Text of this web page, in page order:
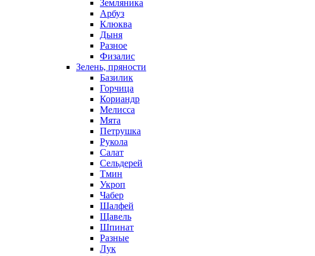
Земляника
Арбуз
Клюква
Дыня
Разное
Физалис
Зелень, пряности
Базилик
Горчица
Кориандр
Мелисса
Мята
Петрушка
Рукола
Салат
Сельдерей
Тмин
Укроп
Чабер
Шалфей
Щавель
Шпинат
Разные
Лук